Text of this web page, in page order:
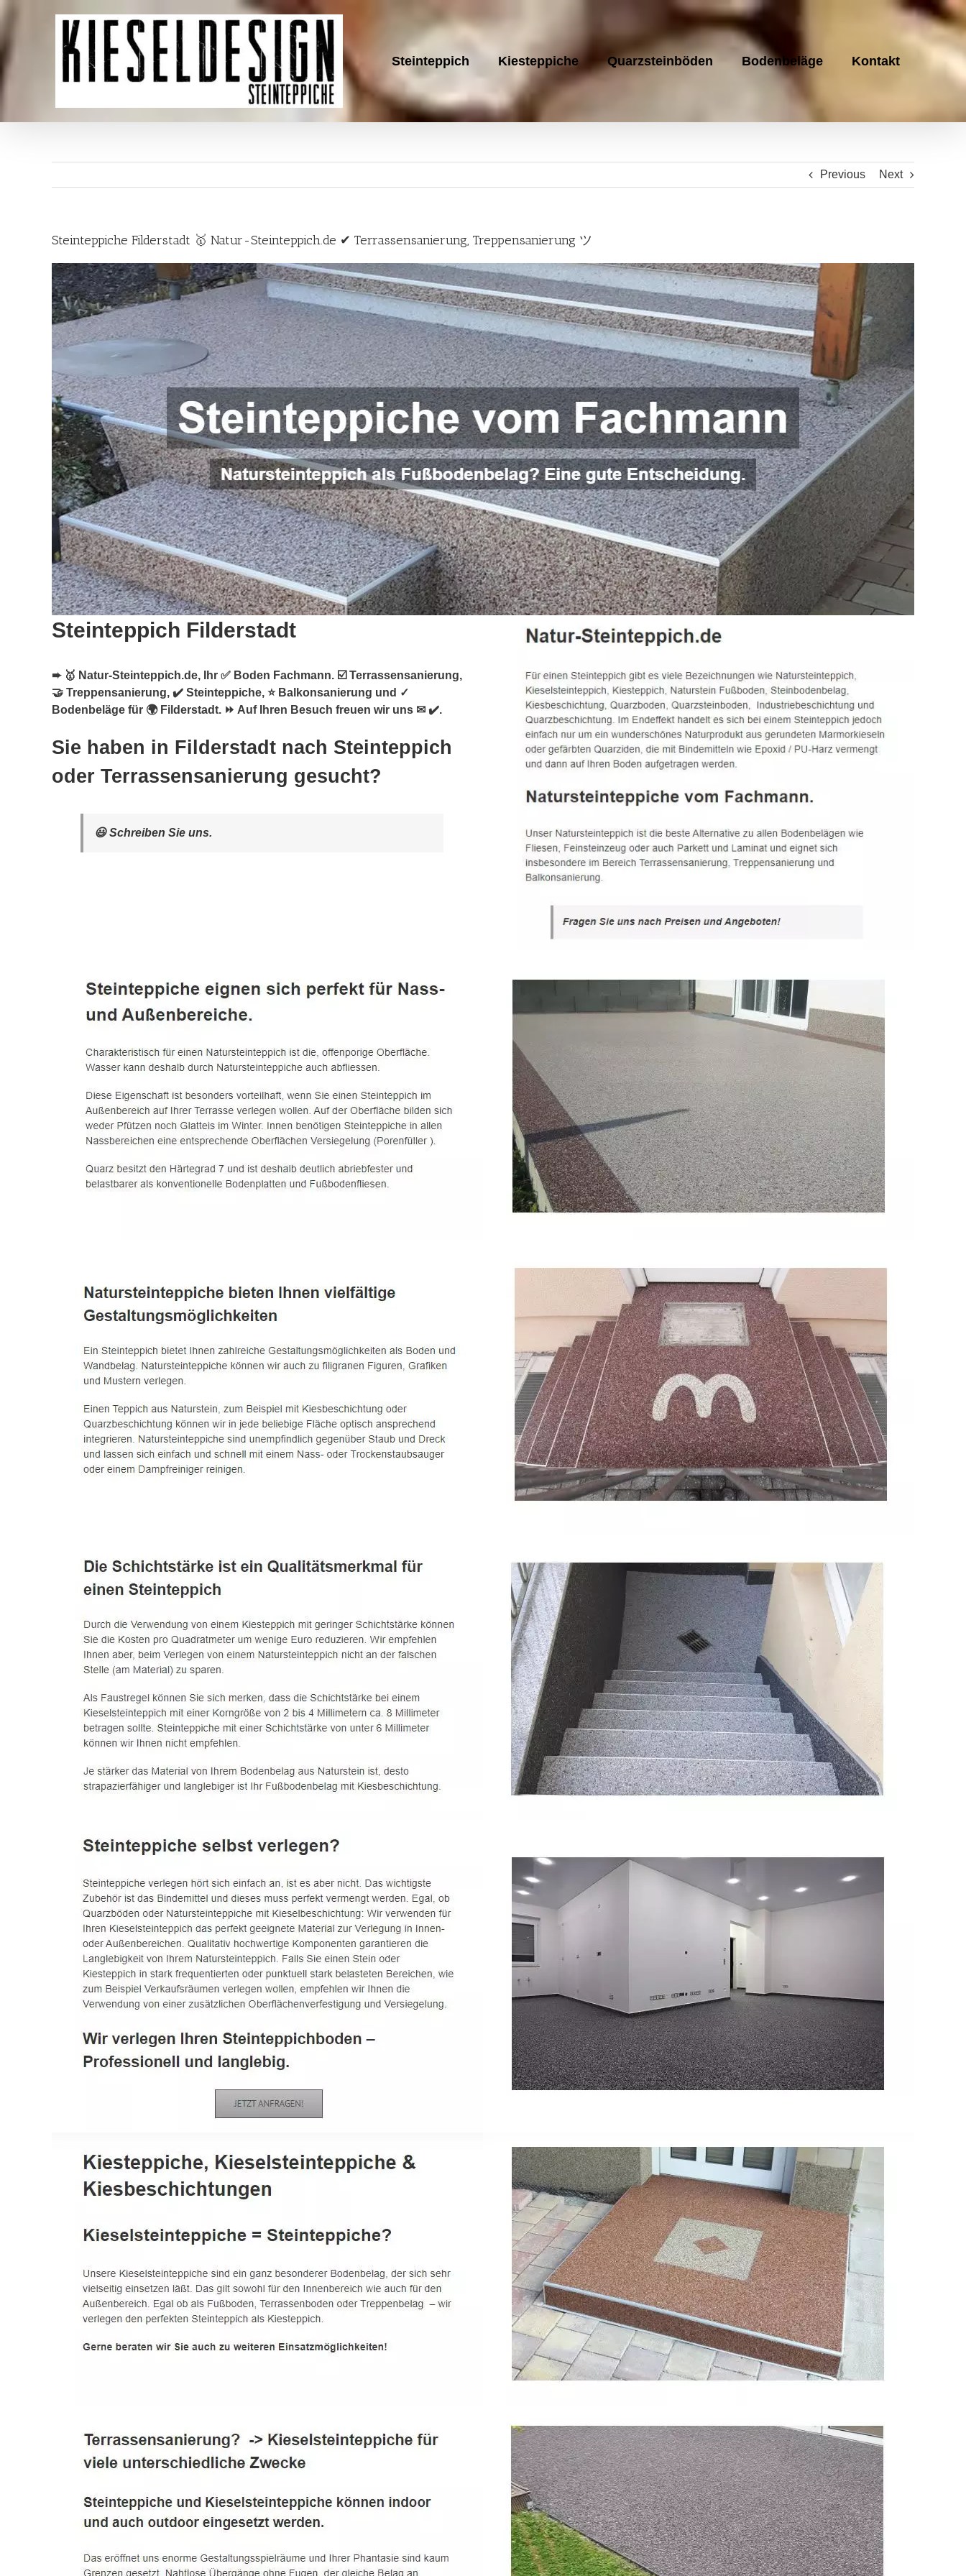
Steinteppich Kiesteppiche Quarzsteinböden Bodenbeläge Kontakt
Previous Next
Steinteppiche Filderstadt 🥇 Natur-Steinteppich.de ✔ Terrassensanierung, Treppensanierung ツ
Steinteppich Filderstadt
➨ 🥇 Natur-Steinteppich.de, Ihr ✅ Boden Fachmann. ☑️ Terrassensanierung,
🤝 Treppensanierung, ✔️ Steinteppiche, ⭐ Balkonsanierung und ✓
Bodenbeläge für 🌍 Filderstadt. ⏩ Auf Ihren Besuch freuen wir uns ✉ ✔️.
Sie haben in Filderstadt nach Steinteppich
oder Terrassensanierung gesucht?
😃 Schreiben Sie uns.